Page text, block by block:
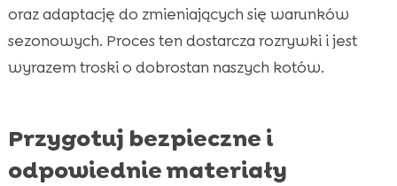
oraz adaptację do zmieniających się warunków
sezonowych. Proces ten dostarcza rozrywki i jest
wyrazem troski o dobrostan naszych kotów.
Przygotuj bezpieczne i
odpowiednie materiały